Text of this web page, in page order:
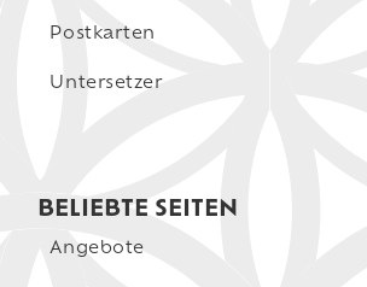
Postkarten
Untersetzer
BELIEBTE SEITEN
Angebote